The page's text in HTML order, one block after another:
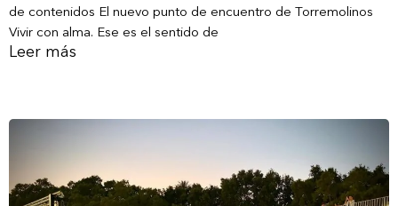
de contenidos El nuevo punto de encuentro de Torremolinos
Vivir con alma. Ese es el sentido de
Leer más